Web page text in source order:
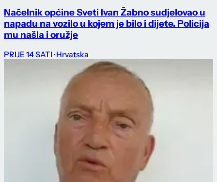
Načelnik općine Sveti Ivan Žabno sudjelovao u
napadu na vozilo u kojem je bilo i dijete. Policija
mu našla i oružje
PRIJE 14 SATI · Hrvatska